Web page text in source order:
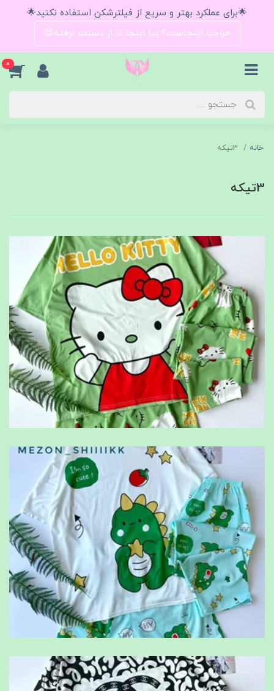
🌟برای عملکرد بهتر و سریع از فیلترشکن استفاده نکنید🌟
حراجیا اینجاست؟ بیا اینجا تا از دستت نرفته😍
0
خانه 3تیکه
3تیکه